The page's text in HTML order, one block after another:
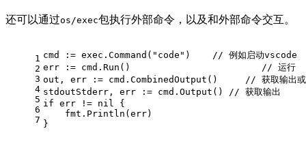
还可以通过os/exec包执行外部命令，以及和外部命令交互。
1
2
3
4
5
6
7
cmd := exec.Command( "code" )
// 例如启动vscode
err := cmd.Run()
// 运行
out, err := cmd.CombinedOutput()
// 获取输出或
stdoutStderr, err := cmd.Output()
// 获取输出
if err != nil
{
    fmt.Println(err)
}